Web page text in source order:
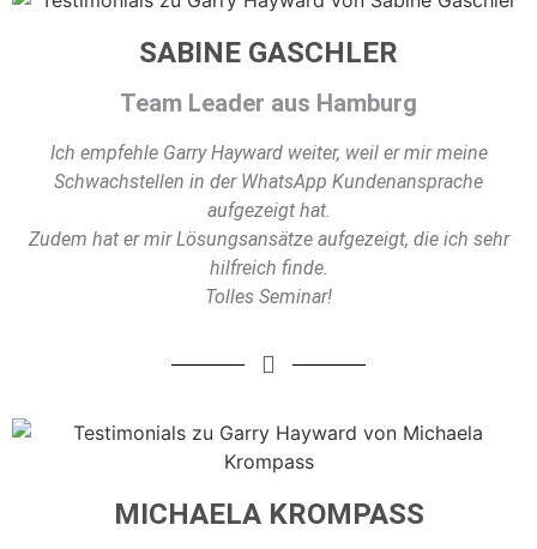
SABINE GASCHLER
Team Leader aus Hamburg
Ich empfehle Garry Hayward weiter, weil er mir meine
Schwachstellen in der WhatsApp Kundenansprache
aufgezeigt hat.
Zudem hat er mir Lösungsansätze aufgezeigt, die ich sehr
hilfreich finde.
Tolles Seminar!
MICHAELA KROMPASS